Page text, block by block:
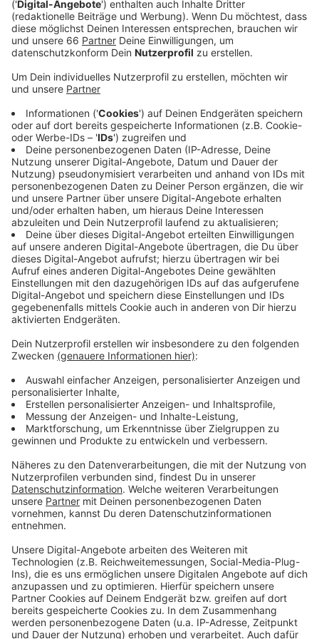
Der Song ist sehr repräsentativ für das Album hat uns
Lauv verraten. Es gebe helle und dunkle Seiten auf der
Platte. Der Song selbst ist zwar zum einen sehr
optimistisch, sieht aber auch die dunkle Seite.
Geschrieben hat Lauv den Song übrigens mit seiner
Freundin und er geht über die Liebe der Beiden. Da
freuen wir uns auf das neue Album, dass dieses Jahr
noch kommen soll. Wann genau wissen wir aber leider
noch nicht.
Anzeige
Wir benötigen Ihre
Zustimmung, um den YouTube
Video-Service zu laden!
Wir verwenden einen Service eines
Drittanbieters, um Videoinhalte
einzubetten. Dieser Service kann
Daten zu Ihren Aktivitäten
sammeln. Bitte lesen Sie die
Details durch und stimmen Sie der
Nutzung des Service zu, um dieses
Video anzusehen.
Mehr Informationen
powered byUsercentrics Consent
Management Platform
Lauv - All 4 Nothing (I'm So In Love) [Official Video]
Anzeige